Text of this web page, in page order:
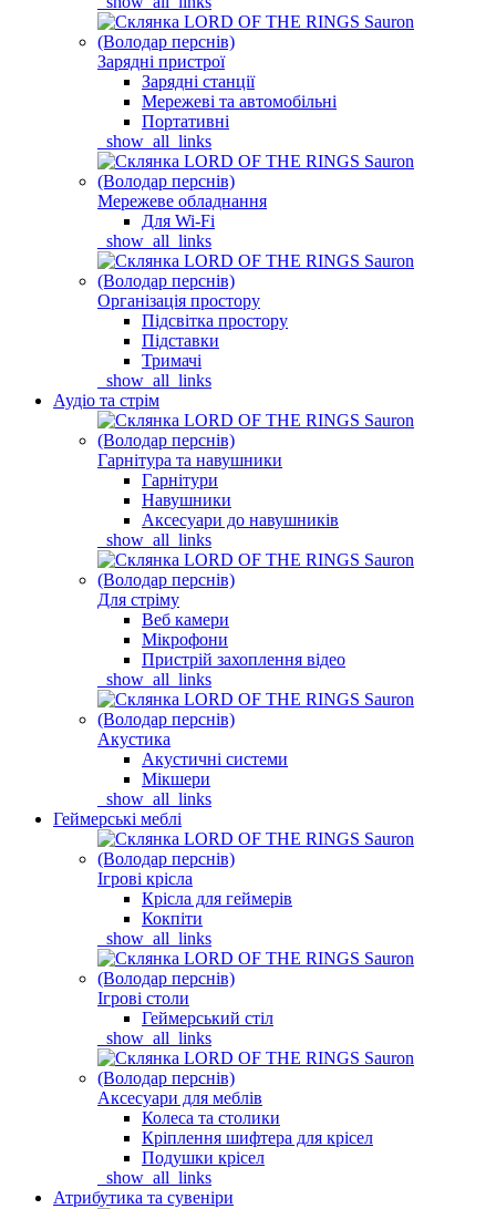
Зарядні пристрої
Зарядні станції
Мережеві та автомобільні
Портативні
_show_all_links
Мережеве обладнання
Для Wi-Fi
_show_all_links
Організація простору
Підсвітка простору
Підставки
Тримачі
_show_all_links
Аудіо та стрім
Гарнітура та навушники
Гарнітури
Навушники
Аксесуари до навушників
_show_all_links
Для стріму
Веб камери
Мікрофони
Пристрій захоплення відео
_show_all_links
Акустика
Акустичні системи
Мікшери
_show_all_links
Геймерські меблі
Ігрові крісла
Крісла для геймерів
Кокпіти
_show_all_links
Ігрові столи
Геймерський стіл
_show_all_links
Аксесуари для меблів
Колеса та столики
Кріплення шифтера для крісел
Подушки крісел
_show_all_links
Атрибутика та сувеніри